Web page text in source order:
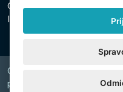
C, vložka 74759
IČO 26150808, DIČ
Copyright © 2026 INTEX
právavyhrazena.